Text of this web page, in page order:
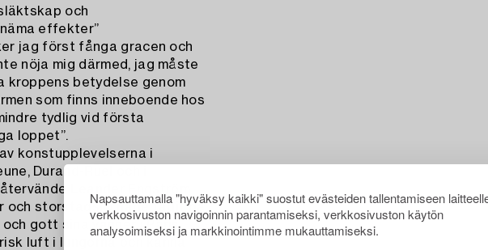
Napsauttamalla "hyväksy kaikki" suostut evästeiden tallentamiseen
verkkosivuston navigoinnin parantamiseksi, verkkosivuston käytön
analysoimiseksi ja markkinointimme mukauttamiseksi.
och
effekter”
jag först fånga gracen och
nöja mig därmed, jag måste
kroppens betydelse genom
som finns inneboende hos
tydlig vid första
loppet”.
konstupplevelserna i
Durand-Ruel och i
Leander Engström
och storstadsliv hade tagit på
gott sina vänner i Paris,
luft i lungorna och känna